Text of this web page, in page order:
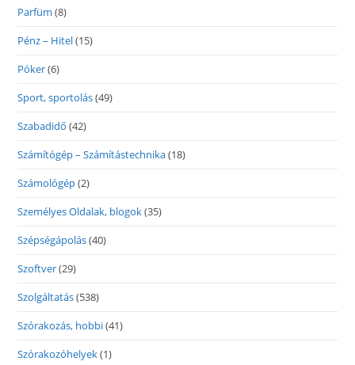
Parfüm (8)
Pénz – Hitel(15)
Póker(6)
Sport, sportolás(49)
Szabadidő (42)
Számítógép – Számítástechnika(18)
Számológép(2)
Személyes Oldalak, blogok(35)
Szépségápolás(40)
Szoftver(29)
Szolgáltatás(538)
Szórakozás, hobbi(41)
Szórakozóhelyek(1)